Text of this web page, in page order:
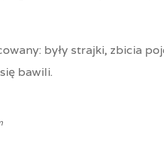
były strajki, zbicia
bawili.